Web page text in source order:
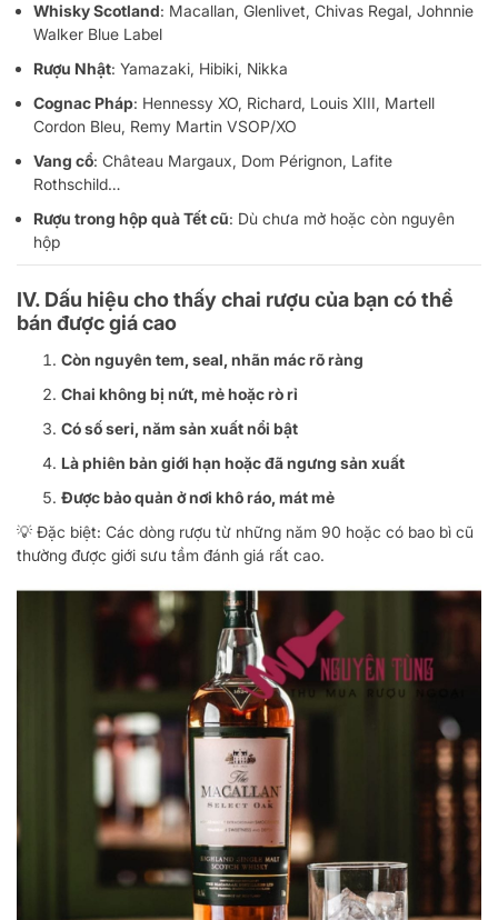
Whisky Scotland: Macallan, Glenlivet, Chivas Regal, Johnnie
Walker Blue Label
Rượu Nhật: Yamazaki, Hibiki, Nikka
Cognac Pháp: Hennessy XO, Richard, Louis XIII, Martell
Cordon Bleu, Remy Martin VSOP/XO
Vang cổ: Château Margaux, Dom Pérignon, Lafite
Rothschild…
Rượu trong hộp quà Tết cũ: Dù chưa mở hoặc còn nguyên
hộp
IV. Dấu hiệu cho thấy chai rượu của bạn có thể
bán được giá cao
Còn nguyên tem, seal, nhãn mác rõ ràng
Chai không bị nứt, mẻ hoặc rò rỉ
Có số seri, năm sản xuất nổi bật
Là phiên bản giới hạn hoặc đã ngưng sản xuất
Được bảo quản ở nơi khô ráo, mát mẻ
💡 Đặc biệt: Các dòng rượu từ những năm 90 hoặc có bao bì cũ
thường được giới sưu tầm đánh giá rất cao.